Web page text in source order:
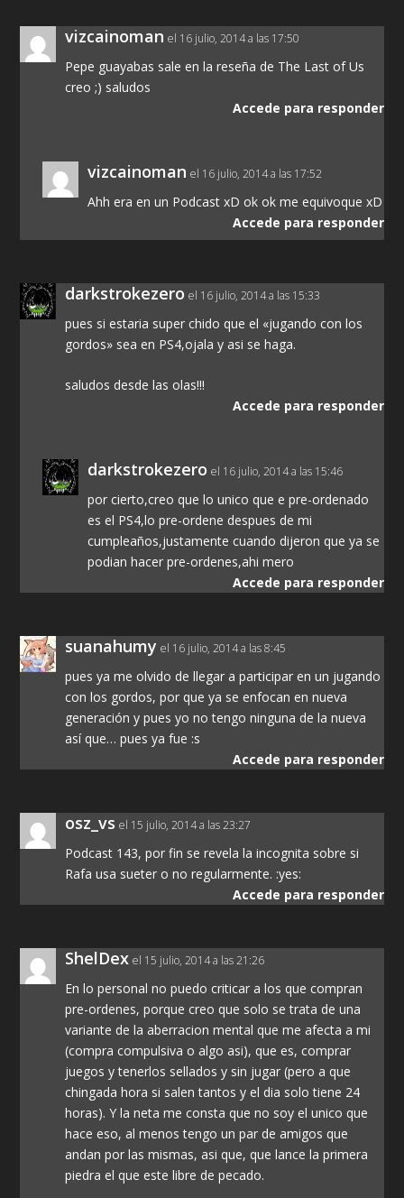
vizcainoman el 16 julio, 2014 a las 17:50
Pepe guayabas sale en la reseña de The Last of Us
creo ;) saludos
Accede para responder
vizcainoman el 16 julio, 2014 a las 17:52
Ahh era en un Podcast xD ok ok me equivoque xD
Accede para responder
darkstrokezero el 16 julio, 2014 a las 15:33
pues si estaria super chido que el «jugando con los
gordos» sea en PS4,ojala y asi se haga.
saludos desde las olas!!!
Accede para responder
darkstrokezero el 16 julio, 2014 a las 15:46
por cierto,creo que lo unico que e pre-ordenado
es el PS4,lo pre-ordene despues de mi
cumpleaños,justamente cuando dijeron que ya se
podian hacer pre-ordenes,ahi mero
Accede para responder
suanahumy el 16 julio, 2014 a las 8:45
pues ya me olvido de llegar a participar en un jugando
con los gordos, por que ya se enfocan en nueva
generación y pues yo no tengo ninguna de la nueva
así que… pues ya fue :s
Accede para responder
osz_vs el 15 julio, 2014 a las 23:27
Podcast 143, por fin se revela la incognita sobre si
Rafa usa sueter o no regularmente. :yes:
Accede para responder
ShelDex el 15 julio, 2014 a las 21:26
En lo personal no puedo criticar a los que compran
pre-ordenes, porque creo que solo se trata de una
variante de la aberracion mental que me afecta a mi
(compra compulsiva o algo asi), que es, comprar
juegos y tenerlos sellados y sin jugar (pero a que
chingada hora si salen tantos y el dia solo tiene 24
horas). Y la neta me consta que no soy el unico que
hace eso, al menos tengo un par de amigos que
andan por las mismas, asi que, que lance la primera
piedra el que este libre de pecado.